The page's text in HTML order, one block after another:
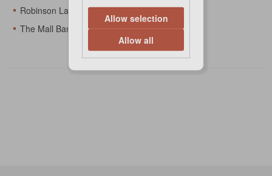
Robinson Lat Krabang
The Mall BangKae
Allow selection
Allow all